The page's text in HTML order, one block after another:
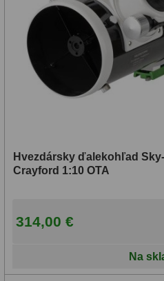
Hvezdársky ďalekohľad
Crayford 1:10 OTA
314,00 €
Na